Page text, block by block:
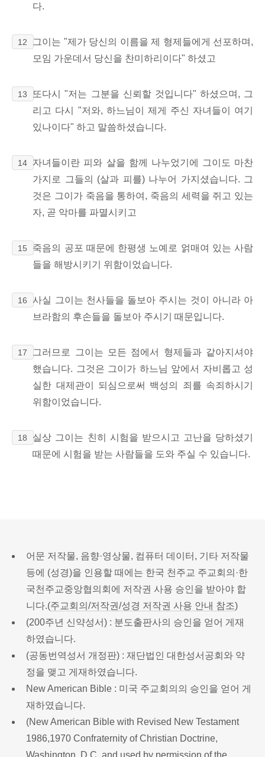
다.
12
그이는 "제가 당신의 이름을 제 형제들에게 선포하며,
모임 가운데서 당신을 찬미하리이다" 하셨고
13
또다시 "저는 그분을 신뢰할 것입니다" 하셨으며, 그
리고 다시 "저와, 하느님이 제게 주신 자녀들이 여기
있나이다" 하고 말씀하셨습니다.
14
자녀들이란 피와 살을 함께 나누었기에 그이도 마찬
가지로 그들의 (살과 피를) 나누어 가지셨습니다. 그
것은 그이가 죽음을 통하여, 죽음의 세력을 쥐고 있는
자, 곧 악마를 파멸시키고
15
죽음의 공포 때문에 한평생 노예로 얽매여 있는 사람
들을 해방시키기 위함이었습니다.
16
사실 그이는 천사들을 돌보아 주시는 것이 아니라 아
브라함의 후손들을 돌보아 주시기 때문입니다.
17
그러므로 그이는 모든 점에서 형제들과 같아지셔야
했습니다. 그것은 그이가 하느님 앞에서 자비롭고 성
실한 대제관이 되심으로써 백성의 죄를 속죄하시기
위함이었습니다.
18
실상 그이는 친히 시험을 받으시고 고난을 당하셨기
때문에 시험을 받는 사람들을 도와 주실 수 있습니다.
어문 저작물, 음향·영상물, 컴퓨터 데이터, 기타 저작물
등에 (성경)을 인용할 때에는 한국 천주교 주교회의·한
국천주교중앙협의회에 저작권 사용 승인을 받아야 합
니다.(주교회의/저작권/성경 저작권 사용 안내 참조)
(200주년 신약성서) : 분도출판사의 승인을 얻어 게재
하였습니다.
(공동번역성서 개정판) : 재단법인 대한성서공회와 약
정을 맺고 게재하였습니다.
New American Bible : 미국 주교회의의 승인을 얻어 게
재하였습니다.
(New American Bible with Revised New Testament
1986,1970 Confraternity of Christian Doctrine,
Washington, D.C. and used by permission of the